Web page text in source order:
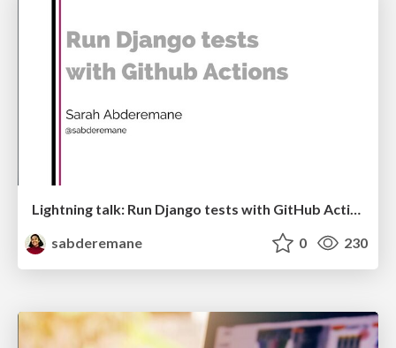
Lightning talk: Run Django tests with GitHub Actions
sabderemane
0 230